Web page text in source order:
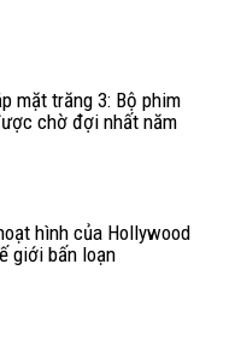
mặt trăng 3: Bộ phim
chờ đợi nhất năm
hình của Hollywood
giới bấn loạn